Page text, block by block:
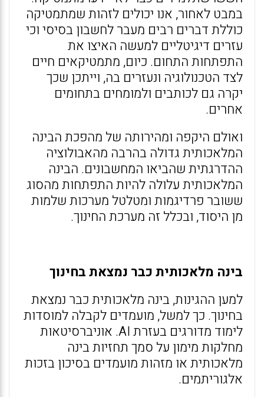
במבט לאחור, אנו יכולים לזהות שמתמטיקה
כוללת דברים רבים מעבר לחשבון בסיסי וכי
עזרים דיגיטליים למעשה האיצו את
התפתחות התחום. כיום, מתמטיקאים חיים
לצד הטכנולוגיה ונעזרים בה, וייתכן שכך
יקרה גם לכותבים ולמומחים בתחומים
אחרים.
ואולם היקפה ומהירותה של מהפכת הבינה
המלאכותית גדולה בהרבה מהאבולוציה
ההדרגתית שהביאו המחשבונים. הבינה
המלאכותית עלולה להיות התפתחות מהסוג
ששובר פרדיגמות ומטלטל מערכות שלמות
מן היסוד, ובכלל זה מערכת החינוך.
בינה מלאכותית כבר נמצאת בחינוך
למען ההגינות, בינה מלאכותית כבר נמצאת
בחינוך. כך למשל, מועמדים לקבלה למוסדות
לימוד מדורגים בעזרת AI. אוניברסיטאות
מחלקות מימון על סמך תחזיות בינה
מלאכותית או מזהות מועמדים בסיכון בזכות
אלגוריתמים.